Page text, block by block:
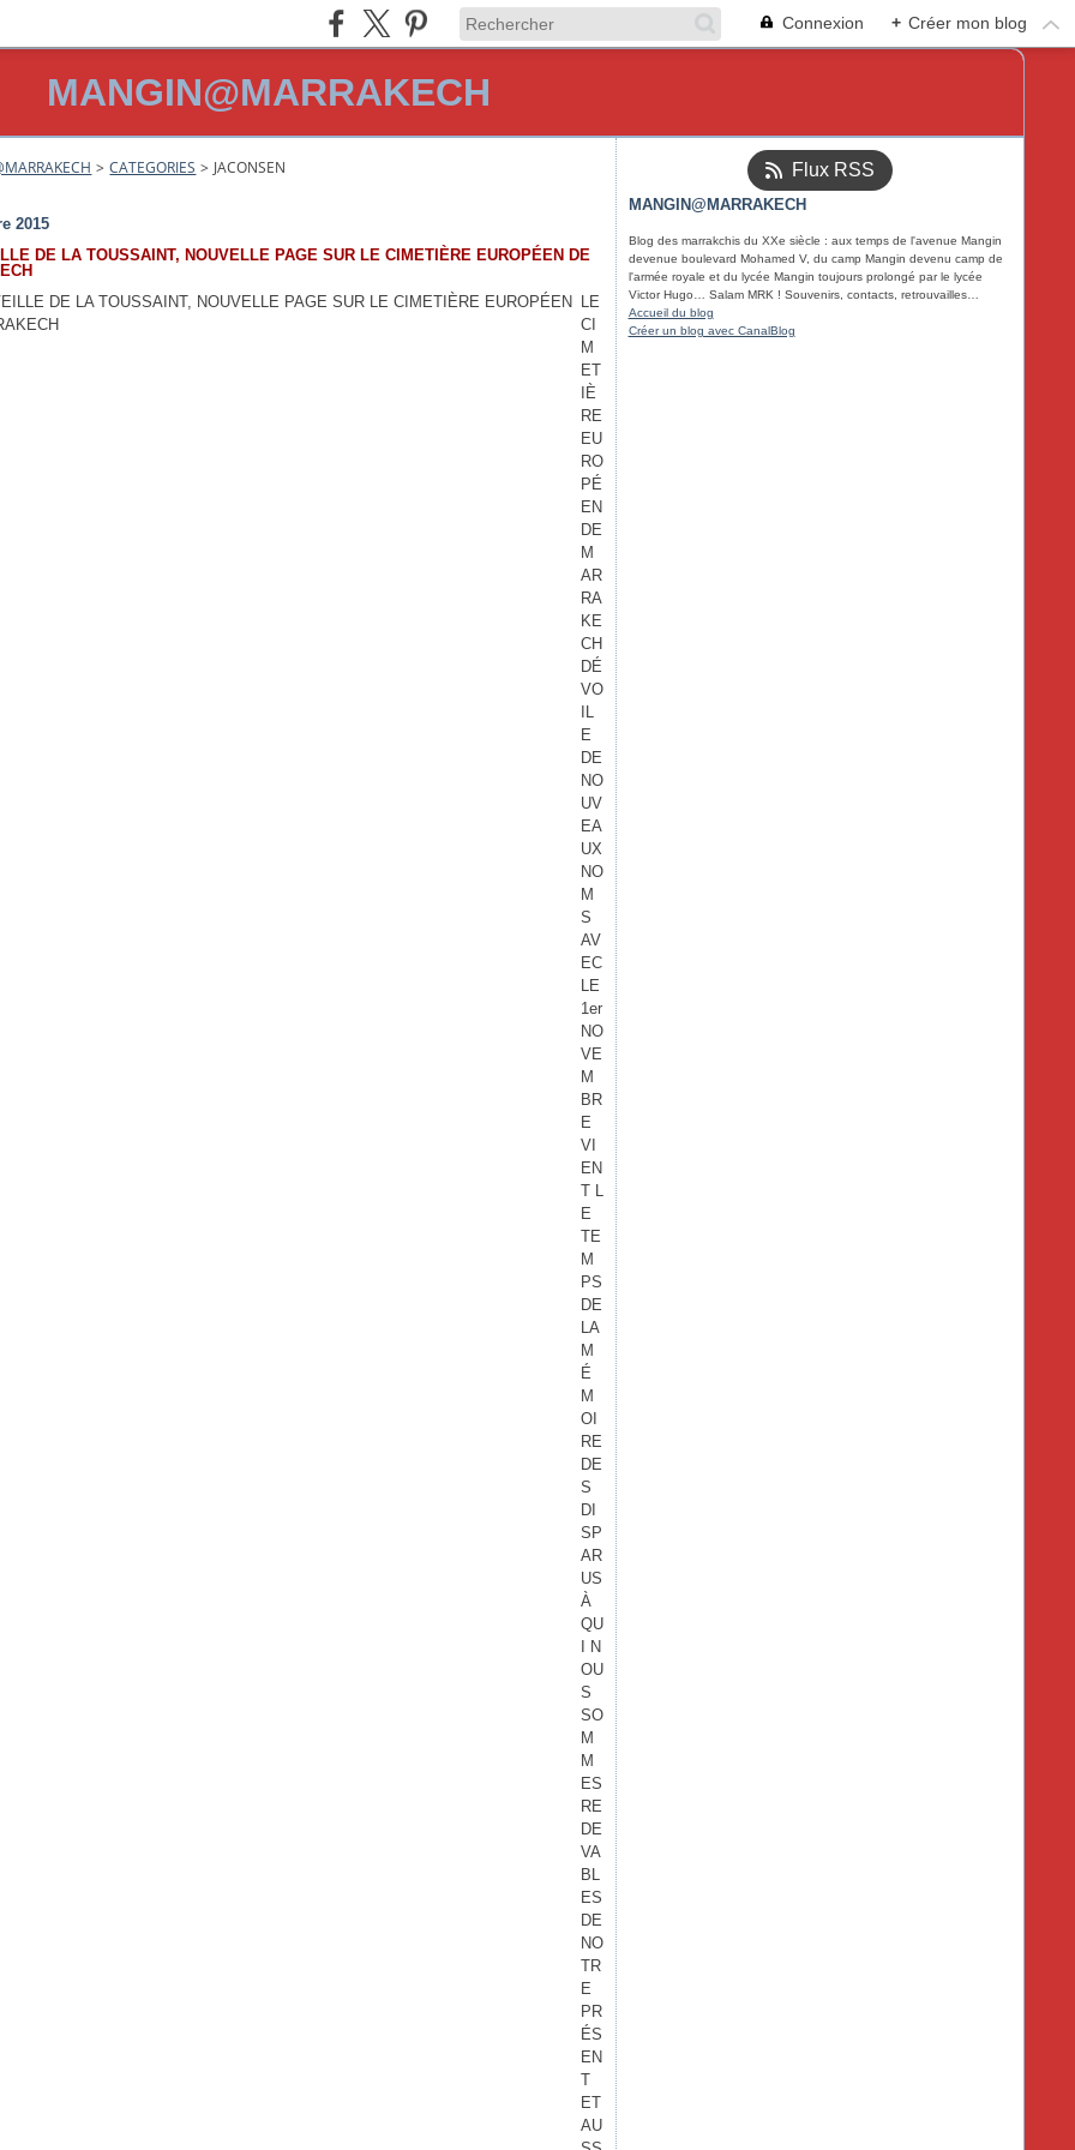
Connexion + Créer mon blog
MANGIN@MARRAKECH
> CATEGORIES > JACONSEN
2015
DE LA TOUSSAINT, NOUVELLE PAGE SUR LE CIMETIÈRE EUROPÉEN DE
LE
CI
M
ET
IÈ
RE
EU
RO
PÉ
EN
DE
M
AR
RA
KE
CH
DÉ
VO
IL
E
DE
NO
UV
EA
UX
NO
M
S
AV
EC
LE
1er
NO
VE
M
BR
E
VI
EN
T L
E
TE
M
PS
DE
LA
M
É
M
OI
RE
DE
S
DI
SP
AR
US
À
QU
I N
OU
S
SO
M
M
ES
RE
DE
VA
BL
ES
DE
NO
TR
E
PR
ÉS
EN
T
ET
AU
Flux RSS
MANGIN@MARRAKECH
Blog des marrakchis du XXe siècle : aux temps de l'avenue Mangin
devenue boulevard Mohamed V, du camp Mangin devenu camp de
l'armée royale et du lycée Mangin toujours prolongé par le lycée
Victor Hugo… Salam MRK ! Souvenirs, contacts, retrouvailles…
Accueil du blog
Créer un blog avec CanalBlog